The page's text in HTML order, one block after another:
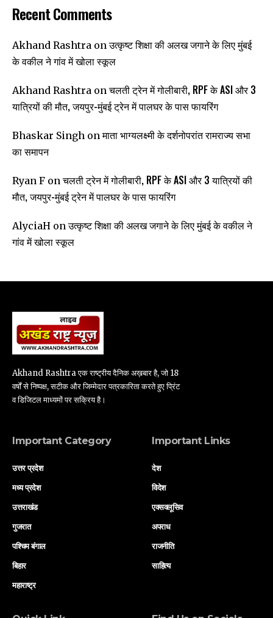
Recent Comments
Akhand Rashtra onउत्कृष्ट शिक्षा की अलख जगाने के लिए मुंबई
के वकील ने गांव में खोला स्कूल
Akhand Rashtra onचलती ट्रेन में गोलीबारी, RPF के ASI और 3
यात्रियों की मौत, जयपुर-मुंबई ट्रेन में पालघर के पास फायरिंग
Bhaskar Singh onमाता भाग्यलक्ष्मी के दर्शनोपरांत रामराज्य सभा
का समापन
Ryan F onचलती ट्रेन में गोलीबारी, RPF के ASI और 3 यात्रियों की
मौत, जयपुर-मुंबई ट्रेन में पालघर के पास फायरिंग
AlyciaH onउत्कृष्ट शिक्षा की अलख जगाने के लिए मुंबई के वकील ने
गांव में खोला स्कूल
Akhand Rashtra एक राष्ट्रीय दैनिक अख़बार है, जो 18
वर्षों से निष्पक्ष, सटीक और जिम्मेदार पत्रकारिता करते हुए प्रिंट
व डिजिटल माध्यमों पर सक्रिय है।
Important Category
उत्तर प्रदेश
मध्य प्रदेश
उत्तराखंड
गुजरात
पश्चिम बंगाल
बिहार
महाराष्ट्र
Important Links
देश
विदेश
एक्सक्लूसिव
अपराध
राजनीति
साहित्य